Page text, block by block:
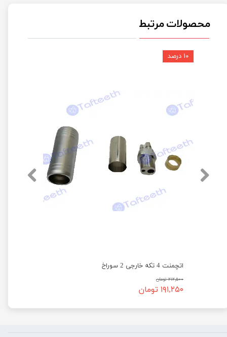
محصولات مرتبط
اتچمنت 4 تکه خارجی 2 سوراخ
۲۱۲,۵۰۰ تومان
۱۹۱,۲۵۰ تومان
۱۰ درصد